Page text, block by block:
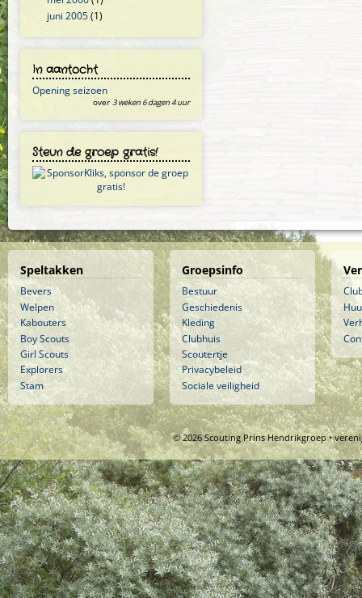
juni 2005(1)
In aantocht
Opening seizoen
over 3 weken 6 dagen 4 uur
Steun de groep gratis!
Speltakken
Bevers
Welpen
Kabouters
Boy Scouts
Girl Scouts
Explorers
Stam
Groepsinfo
Bestuur
Geschiedenis
Kleding
Clubhuis
Scoutertje
Privacybeleid
Sociale veiligheid
© 2026 Scouting Prins Hendrikgroep •